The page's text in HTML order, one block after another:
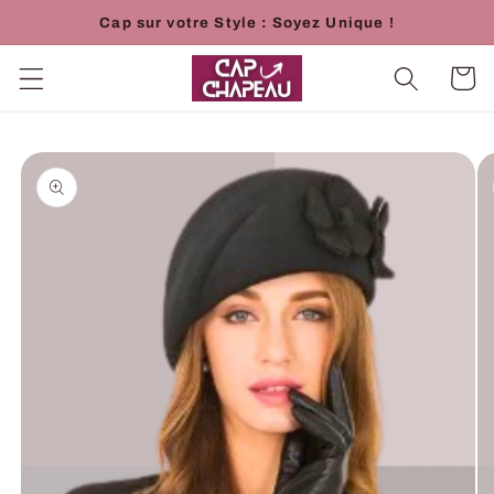
passer
contenu
Cap sur votre Style : Soyez Unique !
Panier
Passer aux
informations
produits